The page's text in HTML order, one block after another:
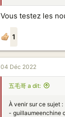
N'hésitez pas à me
À très vite
Vous testez les
1
04 Déc 2022
五毛哥 a dit:
À venir sur ce sujet :
- guillaumeenchine